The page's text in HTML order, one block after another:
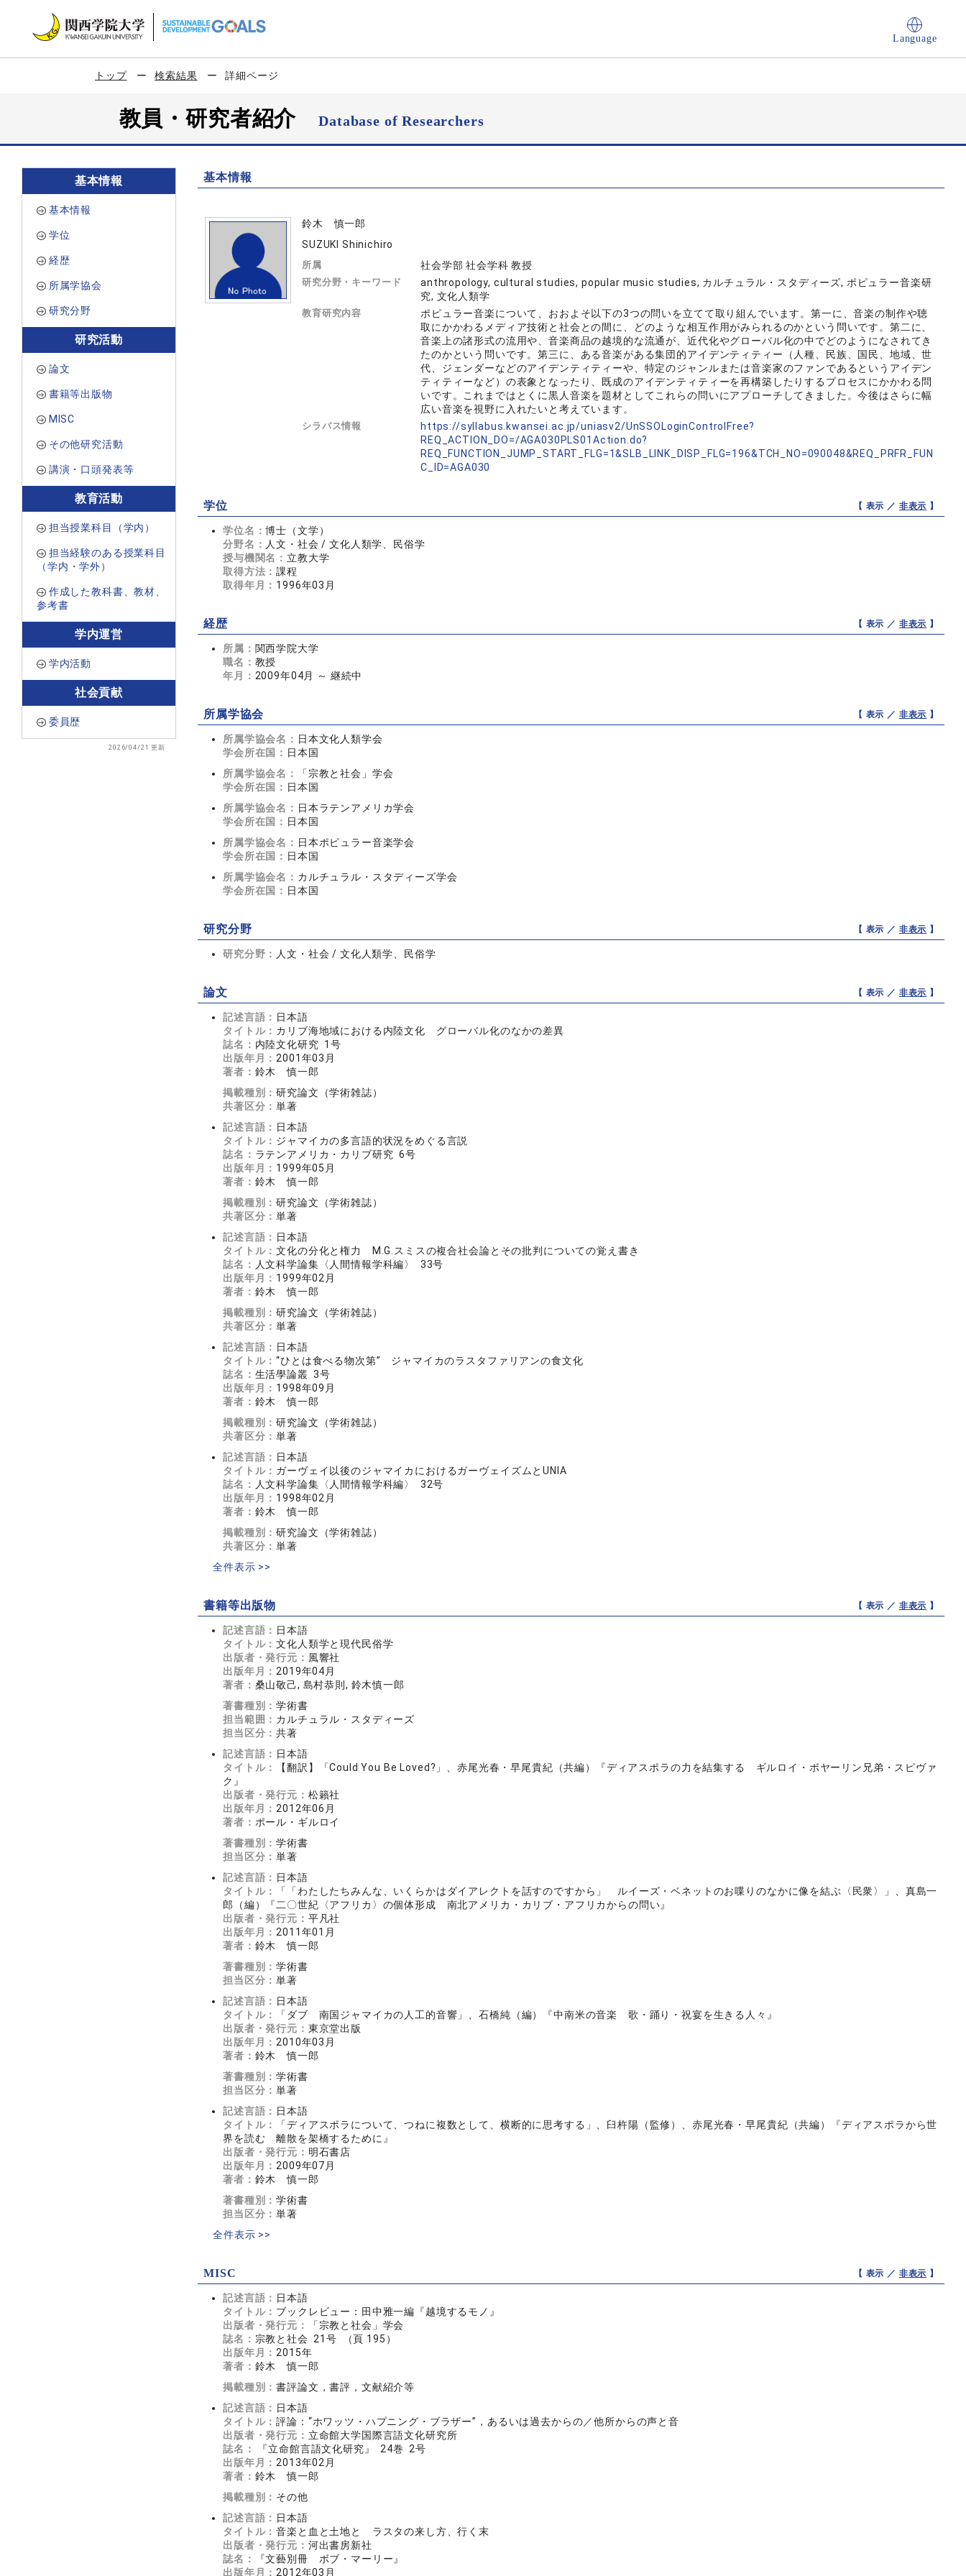
Language
トップ 検索結果 詳細ページ
教員・研究者紹介Database of Researchers
基本情報
基本情報
学位
経歴
所属学協会
研究分野
研究活動
論文
書籍等出版物
MISC
その他研究活動
講演・口頭発表等
教育活動
担当授業科目（学内）
担当経験のある授業科目
（学内・学外）
作成した教科書、教材、
参考書
学内運営
学内活動
社会貢献
委員歴
2026/04/21 更新
基本情報
鈴木 慎一郎
SUZUKI Shinichiro
所属 社会学部 社会学科 教授
研究分野・キーワード
anthropology, cultural studies, popular music studies, カルチュラル・スタディーズ, ポピュラー音楽研
究, 文化人類学
教育研究内容
ポピュラー音楽について、おおよそ以下の3つの問いを立てて取り組んでいます。第一に、音楽の制作や聴
取にかかわるメディア技術と社会との間に、どのような相互作用がみられるのかという問いです。第二に、
音楽上の諸形式の流用や、音楽商品の越境的な流通が、近代化やグローバル化の中でどのようになされてき
たのかという問いです。第三に、ある音楽がある集団的アイデンティティー（人種、民族、国民、地域、世
代、ジェンダーなどのアイデンティティーや、特定のジャンルまたは音楽家のファンであるというアイデン
ティティーなど）の表象となったり、既成のアイデンティティーを再構築したりするプロセスにかかわる問
いです。これまではとくに黒人音楽を題材としてこれらの問いにアプローチしてきました。今後はさらに幅
広い音楽を視野に入れたいと考えています。
シラバス情報
https://syllabus.kwansei.ac.jp/uniasv2/UnSSOLoginControlFree?
REQ_ACTION_DO=/AGA030PLS01Action.do?
REQ_FUNCTION_JUMP_START_FLG=1&SLB_LINK_DISP_FLG=196&TCH_NO=090048&REQ_PRFR_FUN
C_ID=AGA030
学位 【 表示 ／ 非表示 】
学位名：博士（文学）
分野名： 人文・社会 / 文化人類学、民俗学
授与機関名： 立教大学
取得方法：課程
取得年月： 1996年03月
経歴 【 表示 ／ 非表示 】
所属： 関西学院大学
職名： 教授
年月： 2009年04月 ～ 継続中
所属学協会 【 表示 ／ 非表示 】
所属学協会名： 日本文化人類学会
学会所在国： 日本国
所属学協会名：
「宗教と社会」学会
学会所在国： 日本国
所属学協会名： 日本ラテンアメリカ学会
学会所在国： 日本国
所属学協会名： 日本ポピュラー音楽学会
学会所在国： 日本国
所属学協会名： カルチュラル・スタディーズ学会
学会所在国： 日本国
研究分野 【 表示 ／ 非表示 】
研究分野： 人文・社会 / 文化人類学、民俗学
論文 【 表示 ／ 非表示 】
記述言語： 日本語
タイトル： カリブ海地域における内陸文化 グローバル化のなかの差異
誌名： 内陸文化研究 1号
出版年月： 2001年03月
著者： 鈴木 慎一郎
掲載種別：研究論文（学術雑誌）
共著区分：単著
記述言語： 日本語
タイトル： ジャマイカの多言語的状況をめぐる言説
誌名： ラテンアメリカ・カリブ研究 6号
出版年月： 1999年05月
著者： 鈴木 慎一郎
掲載種別：研究論文（学術雑誌）
共著区分：単著
記述言語： 日本語
タイトル：文化の分化と権力 M.G.スミスの複合社会論とその批判についての覚え書き
誌名： 人文科学論集〈人間情報学科編〉 33号
出版年月： 1999年02月
著者： 鈴木 慎一郎
掲載種別：研究論文（学術雑誌）
共著区分：単著
記述言語： 日本語
タイトル：“ひとは食べる物次第” ジャマイカのラスタファリアンの食文化
誌名： 生活學論叢 3号
出版年月： 1998年09月
著者： 鈴木 慎一郎
掲載種別：研究論文（学術雑誌）
共著区分：単著
記述言語： 日本語
タイトル： ガーヴェイ以後のジャマイカにおけるガーヴェイズムとUNIA
誌名： 人文科学論集〈人間情報学科編〉 32号
出版年月： 1998年02月
著者： 鈴木 慎一郎
掲載種別：研究論文（学術雑誌）
共著区分：単著
全件表示 >>
書籍等出版物 【 表示 ／ 非表示 】
記述言語： 日本語
タイトル：文化人類学と現代民俗学
出版者・発行元： 風響社
出版年月： 2019年04月
著者： 桑山敬己, 島村恭則, 鈴木慎一郎
著書種別：学術書
担当範囲： カルチュラル・スタディーズ
担当区分：共著
記述言語： 日本語
タイトル：
【翻訳】「Could You Be Loved?」、赤尾光春・早尾貴紀（共編）『ディアスポラの力を結集する ギルロイ・ボヤーリン兄弟・スピヴァ
ク』
出版者・発行元： 松籟社
出版年月： 2012年06月
著者： ポール・ギルロイ
著書種別：学術書
担当区分：単著
記述言語： 日本語
タイトル：
「「わたしたちみんな、いくらかはダイアレクトを話すのですから」 ルイーズ・ベネットのお喋りのなかに像を結ぶ〈民衆〉」、真島一
郎（編）『二〇世紀〈アフリカ〉の個体形成 南北アメリカ・カリブ・アフリカからの問い』
出版者・発行元： 平凡社
出版年月： 2011年01月
著者： 鈴木 慎一郎
著書種別：学術書
担当区分：単著
記述言語： 日本語
タイトル：
「ダブ 南国ジャマイカの人工的音響」、石橋純（編）『中南米の音楽 歌・踊り・祝宴を生きる人々』
出版者・発行元： 東京堂出版
出版年月： 2010年03月
著者： 鈴木 慎一郎
著書種別：学術書
担当区分：単著
記述言語： 日本語
タイトル：
「ディアスポラについて、つねに複数として、横断的に思考する」、臼杵陽（監修）、赤尾光春・早尾貴紀（共編）『ディアスポラから世
界を読む 離散を架橋するために』
出版者・発行元： 明石書店
出版年月： 2009年07月
著者： 鈴木 慎一郎
著書種別：学術書
担当区分：単著
全件表示 >>
MISC 【 表示 ／ 非表示 】
記述言語： 日本語
タイトル： ブックレビュー：田中雅一編『越境するモノ』
出版者・発行元：
「宗教と社会」学会
誌名： 宗教と社会 21号 （頁 195）
出版年月： 2015年
著者： 鈴木 慎一郎
掲載種別：書評論文，書評，文献紹介等
記述言語： 日本語
タイトル：評論：“ホワッツ・ハプニング・ブラザー”，あるいは過去からの／他所からの声と音
出版者・発行元： 立命館大学国際言語文化研究所
誌名：
『立命館言語文化研究』 24巻 2号
出版年月： 2013年02月
著者： 鈴木 慎一郎
掲載種別： その他
記述言語： 日本語
タイトル：音楽と血と土地と ラスタの来し方、行く末
出版者・発行元： 河出書房新社
誌名：
『文藝別冊 ボブ・マーリー』
出版年月： 2012年03月